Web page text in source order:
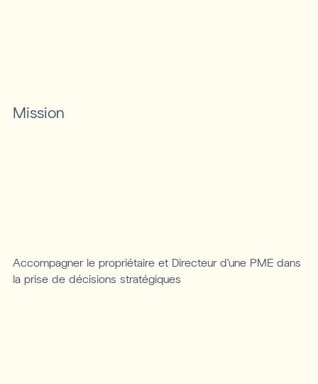
Mission
Accompagner le propriétaire et Directeur d’une PME dans
la prise de décisions stratégiques